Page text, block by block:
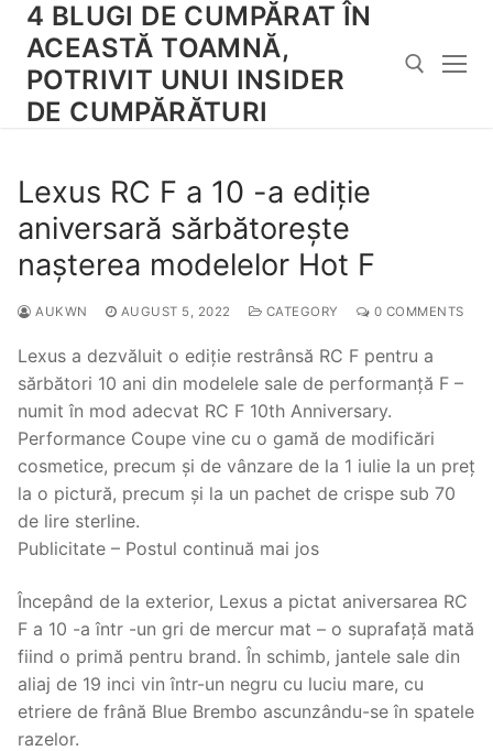
Skip
content
4 BLUGI DE CUMPĂRAT ÎN
ACEASTĂ TOAMNĂ,
POTRIVIT UNUI INSIDER
DE CUMPĂRĂTURI
Lexus RC F a 10 -a ediție
aniversară sărbătorește
nașterea modelelor Hot F
AUKWN AUGUST 5, 2022 CATEGORY 0 COMMENTS
Lexus a dezvăluit o ediție restrânsă RC F pentru a
sărbători 10 ani din modelele sale de performanță F –
numit în mod adecvat RC F 10th Anniversary.
Performance Coupe vine cu o gamă de modificări
cosmetice, precum și de vânzare de la 1 iulie la un preț
la o pictură, precum și la un pachet de crispe sub 70
de lire sterline.
Publicitate – Postul continuă mai jos
Începând de la exterior, Lexus a pictat aniversarea RC
F a 10 -a într -un gri de mercur mat – o suprafață mată
fiind o primă pentru brand. În schimb, jantele sale din
aliaj de 19 inci vin într-un negru cu luciu mare, cu
etriere de frână Blue Brembo ascunzându-se în spatele
razelor.